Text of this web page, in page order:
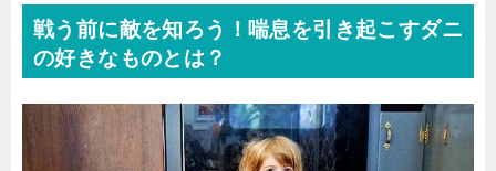
戦う前に敵を知ろう！喘息を引き起こすダニ
の好きなものとは？